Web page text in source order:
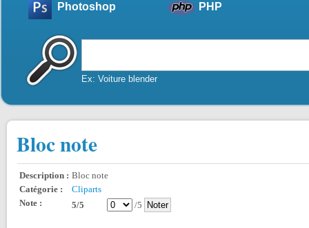
Photoshop PHP
Ex: Voiture blender
Bloc note
Description : Bloc note
Catégorie :
Cliparts
Note :
5/5 /5